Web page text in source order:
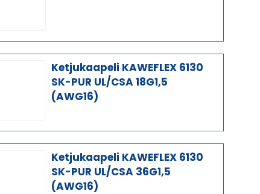
Ketjukaapeli KAWEFLEX 6130
SK-PUR UL/CSA 18G1,5
(AWG16)
Ketjukaapeli KAWEFLEX 6130
SK-PUR UL/CSA 36G1,5
(AWG16)